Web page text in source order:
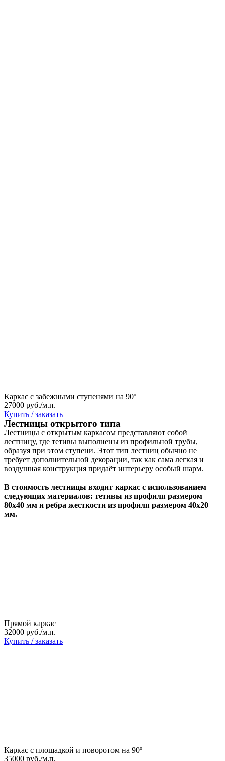
Каркас с забежными ступенями на 90º
27000 руб./м.п.
Купить / заказать
Лестницы открытого типа
Лестницы с открытым каркасом представляют собой
лестницу, где тетивы выполнены из профильной трубы,
образуя при этом ступени. Этот тип лестниц обычно не
требует дополнительной декорации, так как сама легкая и
воздушная конструкция придаёт интерьеру особый шарм.
В стоимость лестницы входит каркас с использованием
следующих материалов: тетивы из профиля размером
80х40 мм и ребра жесткости из профиля размером 40х20
мм.
Прямой каркас
32000 руб./м.п.
Купить / заказать
Каркас с площадкой и поворотом на 90º
35000 руб./м.п.